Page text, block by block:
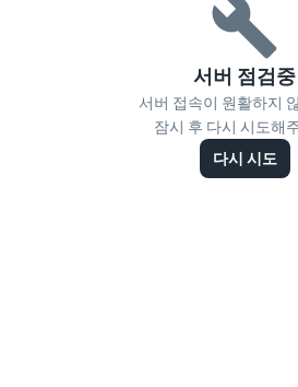
서버 점검중
서버 접속이 원활하지
잠시 후 다시 시도해
다시 시도